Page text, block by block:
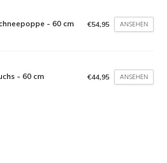
- 60 cm €54,95 ANSEHEN
- 60 cm €44,95 ANSEHEN